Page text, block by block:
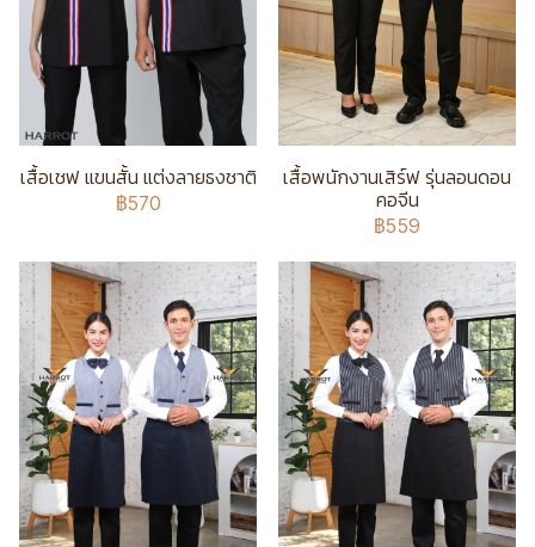
เสื้อเชฟ แขนสั้น แต่งลายธงชาติ
฿570
เสื้อพนักงานเสิร์ฟ รุ่นลอนดอน
คอจีน
฿559